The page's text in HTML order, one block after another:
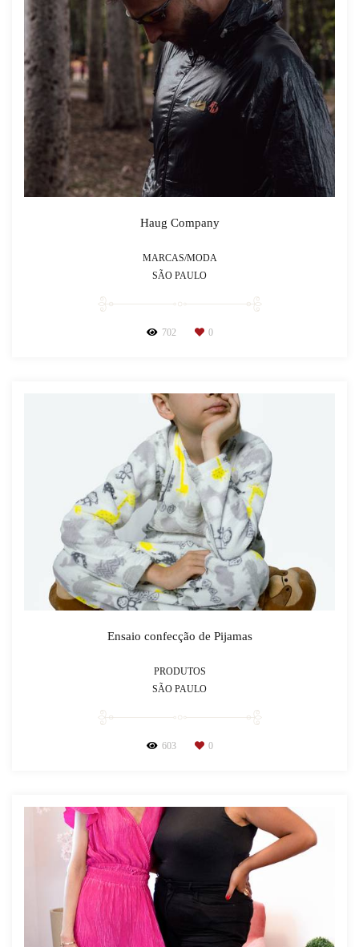
Haug Company
MARCAS/MODA
SÃO PAULO
702 0
Ensaio confecção de Pijamas
PRODUTOS
SÃO PAULO
603 0